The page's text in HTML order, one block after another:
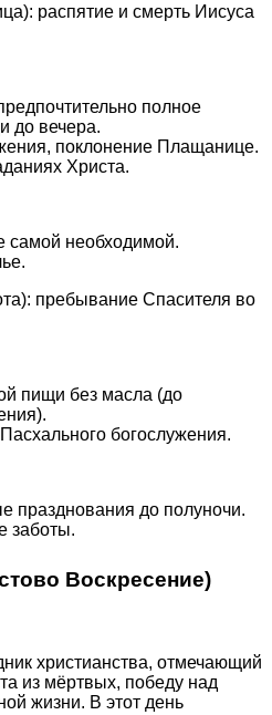
распятие и смерть Иисуса
полное
до вечера.
поклонение Плащанице.
Христа.
самой необходимой.
пребывание Спасителя во
пищи без масла (до
богослужения.
празднования до полуночи.
заботы.
Воскресение)
христианства, отмечающий
из мёртвых, победу над
жизни. В этот день